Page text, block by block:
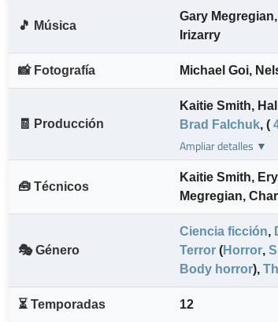
🎵 Música
Gary Megregian,
Irizarry
📸 Fotografía Michael Goi,
🧾 Producción
Kaitie Smith,
Brad Falchuk, (
Ampliar detalles ▼
🧰 Técnicos
Kaitie Smith,
Megregian,
🎭 Género
Ciencia ficción,
Terror (Horror,
Body horror),
⏳ Temporadas 12